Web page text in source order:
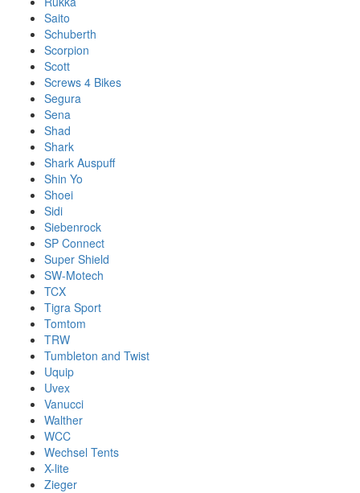
Saito
Schuberth
Scorpion
Scott
Screws 4 Bikes
Segura
Sena
Shad
Shark
Shark Auspuff
Shin Yo
Shoei
Sidi
Siebenrock
SP Connect
Super Shield
SW-Motech
TCX
Tigra Sport
Tomtom
TRW
Tumbleton and Twist
Uquip
Uvex
Vanucci
Walther
WCC
Wechsel Tents
X-lite
Zieger